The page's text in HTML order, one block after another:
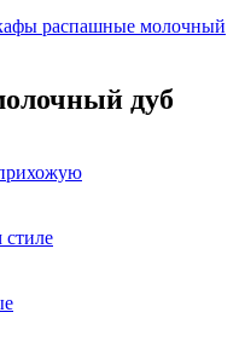
распашные молочный
дуб